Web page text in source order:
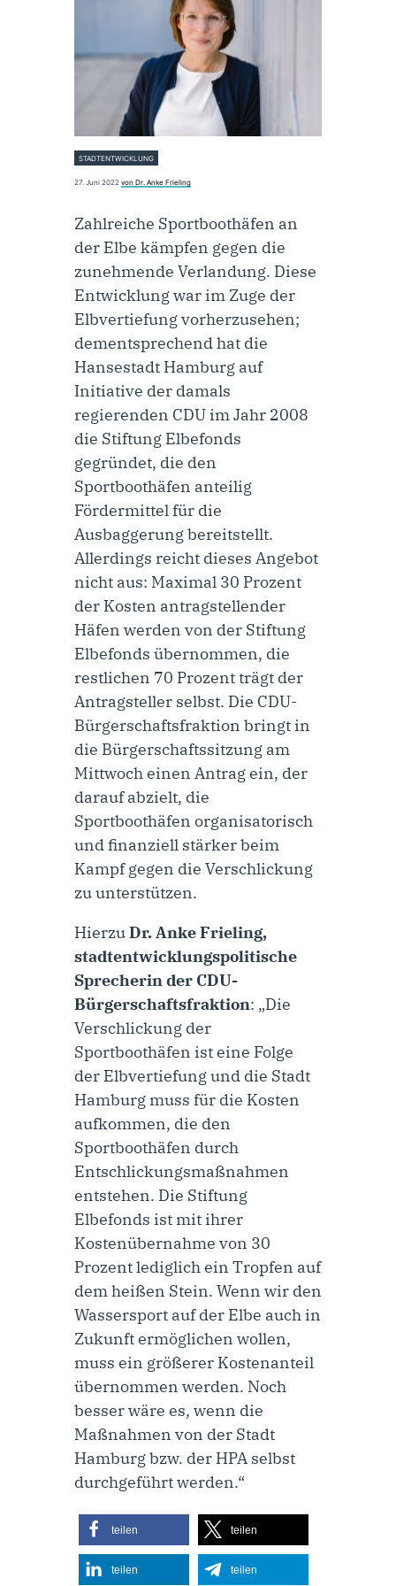
STADTENTWICKLUNG
27. Juni 2022 von Dr. Anke Frieling
Zahlreiche Sportboothäfen an
der Elbe kämpfen gegen die
zunehmende Verlandung. Diese
Entwicklung war im Zuge der
Elbvertiefung vorherzusehen;
dementsprechend hat die
Hansestadt Hamburg auf
Initiative der damals
regierenden CDU im Jahr 2008
die Stiftung Elbefonds
gegründet, die den
Sportboothäfen anteilig
Fördermittel für die
Ausbaggerung bereitstellt.
Allerdings reicht dieses Angebot
nicht aus: Maximal 30 Prozent
der Kosten antragstellender
Häfen werden von der Stiftung
Elbefonds übernommen, die
restlichen 70 Prozent trägt der
Antragsteller selbst. Die CDU-
Bürgerschaftsfraktion bringt in
die Bürgerschaftssitzung am
Mittwoch einen Antragein, der
darauf abzielt, die
Sportboothäfen organisatorisch
und finanziell stärker beim
Kampf gegen die Verschlickung
zu unterstützen.
HierzuDr. Anke Frieling,
stadtentwicklungspolitische
Sprecherin der CDU-
Bürgerschaftsfraktion: „Die
Verschlickung der
Sportboothäfen ist eine Folge
der Elbvertiefung und die Stadt
Hamburg muss für die Kosten
aufkommen, die den
Sportboothäfen durch
Entschlickungsmaßnahmen
entstehen. Die Stiftung
Elbefonds ist mit ihrer
Kostenübernahme von 30
Prozent lediglich ein Tropfen auf
dem heißen Stein. Wenn wir den
Wassersport auf der Elbe auch in
Zukunft ermöglichen wollen,
muss ein größerer Kostenanteil
übernommen werden. Noch
besser wäre es, wenn die
Maßnahmen von der Stadt
Hamburg bzw. der HPA selbst
durchgeführt werden.“
teilen teilen
teilen teilen